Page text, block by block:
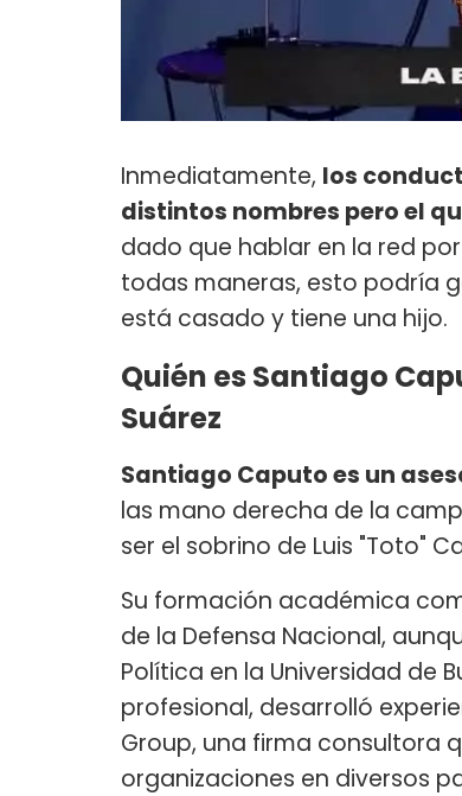
Inmediatamente, los
distintos nombres pero el
dado que hablar en la red
todas maneras, esto podría
está casado y tiene una hijo.
Quién es Santiago
Suárez
Santiago Caputo es un
las mano derecha de la
ser el sobrino de Luis "Toto"
Su formación académica
de la Defensa Nacional,
Política en la Universidad de
profesional, desarrolló
Group, una firma consultora
organizaciones en diversos